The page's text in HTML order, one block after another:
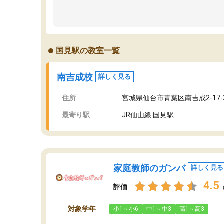
国見駅の教室一覧
南吉成校 詳しく見る
住所 宮城県仙台市青葉区南吉成2-17-
最寄り駅 JR仙山線 国見駅
家庭教師のガンバ 詳しく見る
評価 4.5
対象学年 小1～小6 中1～中3 高1～高3